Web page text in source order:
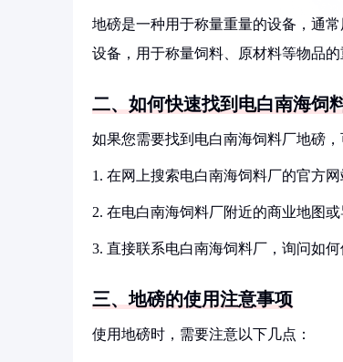
地磅是一种用于称量重量的设备，通
设备，用于称量饲料、原材料等物品的
二、如何快速找到电白南海饲
如果您需要找到电白南海饲料厂地磅，
1. 在网上搜索电白南海饲料厂的官方
2. 在电白南海饲料厂附近的商业地图
3. 直接联系电白南海饲料厂，询问如
三、地磅的使用注意事项
使用地磅时，需要注意以下几点：